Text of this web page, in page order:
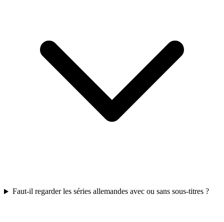
Faut-il regarder les séries allemandes avec ou sans sous-titres ?